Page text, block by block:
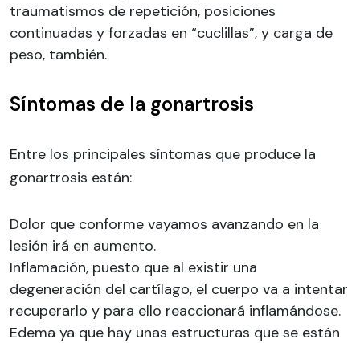
traumatismos de repetición, posiciones
continuadas y forzadas en “cuclillas”, y carga de
peso, también.
Síntomas de la gonartrosis
Entre los principales síntomas que produce la
gonartrosis están:
Dolor que conforme vayamos avanzando en la
lesión irá en aumento.
Inflamación, puesto que al existir una
degeneración del cartílago, el cuerpo va a intentar
recuperarlo y para ello reaccionará inflamándose.
Edema ya que hay unas estructuras que se están